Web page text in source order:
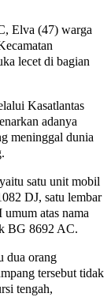
Elva (47) warga
lecet di bagian
Kasatlantas
adanya
meninggal dunia
satu unit mobil
DJ, satu lembar
atas nama
BG 8692 AC.
dua orang
tersebut tidak
tengah,